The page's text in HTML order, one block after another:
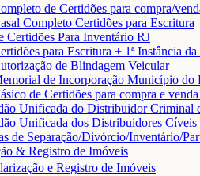
de Certidões para compra/
Completo Certidões para Escritura
Certidões Para Inventário RJ
para Escritura + 1ª Instância
de Blindagem Veicular
de Incorporação Município do
de Certidões para compra e
Unificada do Distribuidor Criminal
Unificada dos Distribuidores Cíveis
de Separação/Divórcio/Inventário/
& Registro de Imóveis
e Registro de Imóveis